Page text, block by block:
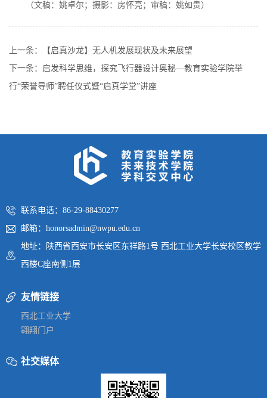
（文稿：姚卓尔；摄影：房怀亮；审稿：姚如贵）
上一条：
【启真沙龙】无人机发展现状及未来展望
下一条： 启发科学思维，探究飞行器设计奥秘—教育实验学院举
行“荣誉导师”聘任仪式暨“启真学堂”讲座
联系电话：86-29-88430277
邮箱：honorsadmin@nwpu.edu.cn
地址：陕西省西安市长安区东祥路1号 西北工业大学长安校区教学
西楼C座南侧1层
友情链接
西北工业大学
翱翔门户
社交媒体